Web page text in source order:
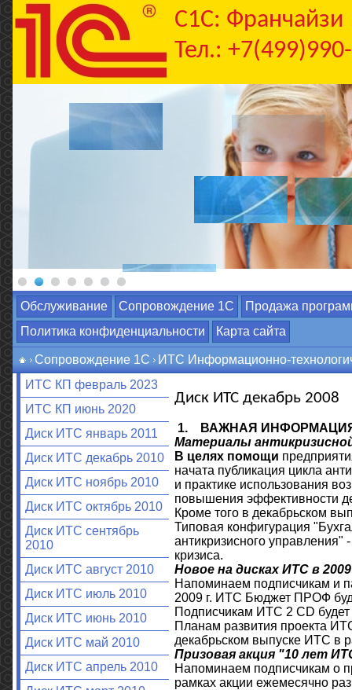
C1С: Франчайзи
Тел.:
Обслуживание Сопровождение 1С
Продажа
Политика конфиденциальности
Карта сайта
Сопровождение 1С
ИТС Информационно-
ИТС КП февраль 2023
ИТС КП июнь 2020
Диск ИТС январь 2011
Диск ИТС декабрь 2010
Диск ИТС ноябрь 2010
Диск ИТС октябрь 2010
Диск ИТС сентябрь
2010
Диск ИТС август 2010
Диск ИТС июль 2010
Диск ИТС июнь 2010
Диск ИТС май 2010
Диск ИТС апрель 2010
Диск ИТС декабрь 2008
1.
ВАЖНАЯ
Материалы
В целях помощи
начата публикация цикла
и практике использования
повышения эффективности
Кроме того в декабрьском
Типовая конфигурация
антикризисного
кризиса.
Новое на дисках ИТС в
Напоминаем подписчикам и
2009 г. ИТС Бюджет ПРОФ
Подписчикам ИТС 2 СD
Планам развития проекта
декабрьском выпуске ИТС в
Призовая акция "10 лет
Напоминаем подписчикам о
рамках акции ежемесячно